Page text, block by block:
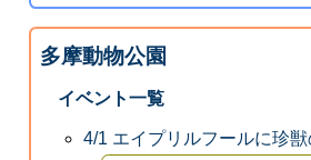
多摩動物公園
イベント一覧
4/1 エイプリルフールに珍獣